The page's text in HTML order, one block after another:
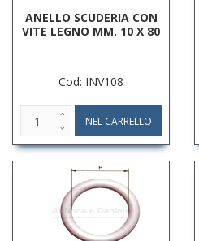
ANELLO SCUDERIA CON
VITE LEGNO MM. 10 X 80
Cod: INV108